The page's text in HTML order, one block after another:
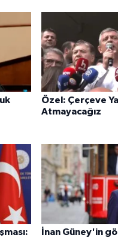
Özel: Çerçeve
Atmayacağız
İnan Güney'in